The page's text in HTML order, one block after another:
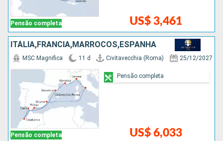
Pensão completa US$ 3,461
ITÁLIA,FRANCIA,MARROCOS,ESPANHA
Pensão completa
MSC Magnifica 11 d Civitavecchia (Roma) 25/12/2027
US$ 6,033
Pensão completa